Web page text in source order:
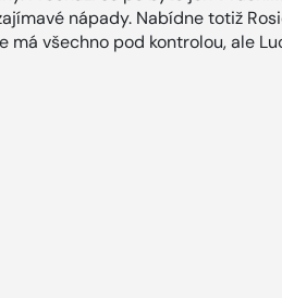
nápady. Nabídne totiž
má všechno pod kontrolou, ale